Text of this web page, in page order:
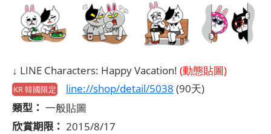
↓ LINE Characters: Happy Vacation! (動態貼圖)
KR 韓國限定 line://shop/detail/5038 (90天)
類型： 一般貼圖
欣賞期限： 2015/8/17